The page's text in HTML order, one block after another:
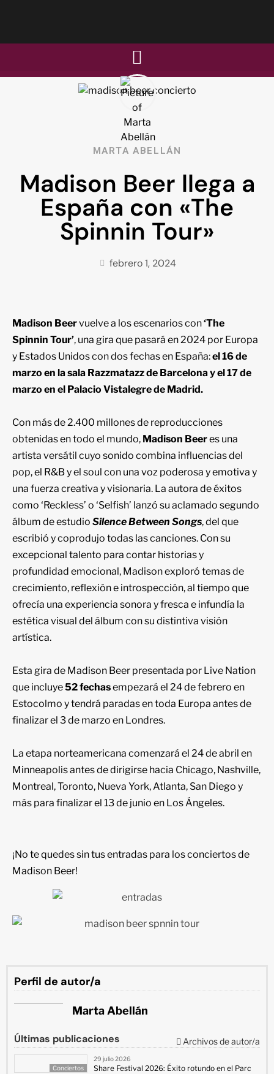
MARTA ABELLÁN
Madison Beer llega a
España con «The
Spinnin Tour»
febrero 1, 2024
Madison Beervuelve a los escenarios con‘The
Spinnin Tour’, una gira que pasará en 2024 por Europa
y Estados Unidos con dos fechas en España:el 16 de
marzo en la sala Razzmatazz de Barcelona y el 17 de
marzo en el Palacio Vistalegre de Madrid.
Con más de 2.400 millones de reproducciones
obtenidas en todo el mundo, Madison Beeres una
artista versátil cuyo sonido combina influencias del
pop, el R&B y el soul con una voz poderosa y emotiva y
una fuerza creativa y visionaria. La autora de éxitos
como ‘Reckless’ o ‘Selfish’ lanzó su aclamado segundo
álbum de estudio Silence Between Songs, del que
escribió y coprodujo todas las canciones. Con su
excepcional talento para contar historias y
profundidad emocional, Madison exploró temas de
crecimiento, reflexión e introspección, al tiempo que
ofrecía una experiencia sonora y fresca e infundía la
estética visual del álbum con su distintiva visión
artística.
Esta gira de Madison Beer presentada por Live Nation
que incluye52 fechasempezará el 24 de febrero en
Estocolmo y tendrá paradas en toda Europa antes de
finalizar el 3 de marzo en Londres.
La etapa norteamericana comenzará el 24 de abril en
Minneapolis antes de dirigirse hacia Chicago, Nashville,
Montreal, Toronto, Nueva York, Atlanta, San Diego y
más para finalizar el 13 de junio en Los Ángeles.
¡No te quedes sin tus entradas para los conciertos de
Madison Beer!
Perfil de autor/a
Marta Abellán
Últimas publicaciones Archivos de autor/a
Conciertos
29 julio 2026
Share Festival 2026: Éxito rotundo en el Parc